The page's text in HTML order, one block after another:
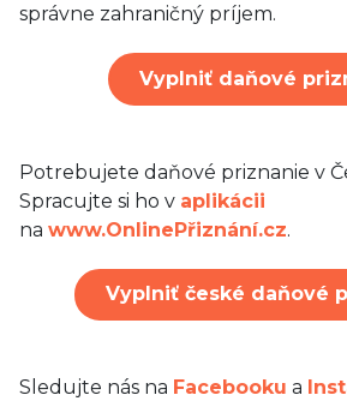
správne zahraničný príjem.
Vyplniť daňové
Potrebujete daňové priznanie v
Spracujte si ho v aplikácii
na www.OnlinePřiznání.cz.
Vyplniť české daňové
Sledujte nás na Facebooku a